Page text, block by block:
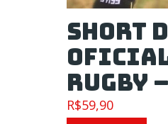
Short
Oficial
Rugby
R$59,90